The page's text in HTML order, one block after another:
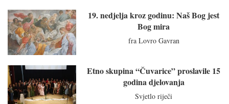
19. nedjelja kroz godinu: Naš Bog jest
Bog mira
fra Lovro Gavran
Etno skupina “Čuvarice” proslavile 15
godina djelovanja
Svjetlo riječi